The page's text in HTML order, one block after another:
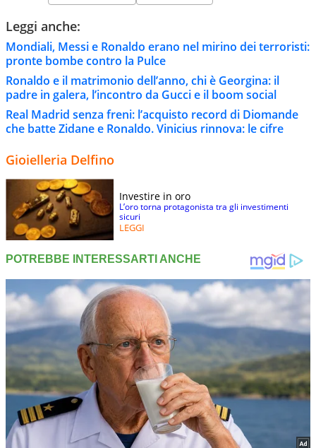
Leggi anche:
Mondiali, Messi e Ronaldo erano nel mirino dei terroristi:
pronte bombe contro la Pulce
Ronaldo e il matrimonio dell’anno, chi è Georgina: il
padre in galera, l’incontro da Gucci e il boom social
Real Madrid senza freni: l’acquisto record di Diomande
che batte Zidane e Ronaldo. Vinicius rinnova: le cifre
Gioielleria Delfino
Investire in oro
L’oro torna protagonista tra gli investimenti
sicuri
LEGGI